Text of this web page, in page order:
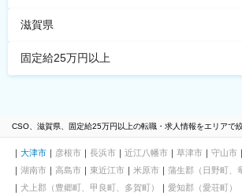
滋賀県
固定給25万円以上
CSO、滋賀県、固定給25万円以上の転職・求人情報をエリアで
大津市 彦根市 長浜市 近江八幡市 草津市 守山市
湖南市
高島市 東近江市 米原市
蒲生郡（日野町、
犬上郡（豊郷町、甲良町、多賀町）
愛知郡（愛荘町）